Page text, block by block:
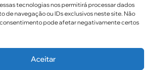
tecnologias nos permitirá processar dados
de navegação ou IDs exclusivos neste site. Não
pode afetar negativamente certos
Aceitar
Eleitoral